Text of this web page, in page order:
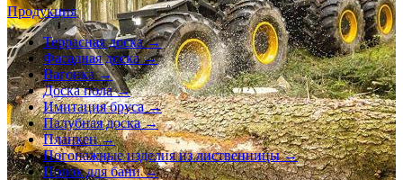
Продукция
Террасная доска →
Фасадная доска →
Вагонка →
Доска пола →
Имитация бруса →
Палубная доска →
Планкен →
Погонажные изделия из лиственницы →
Полок для бани →